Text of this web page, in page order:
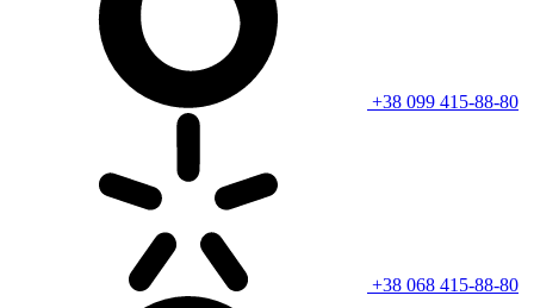
+38 099 415-88-80
+38 068 415-88-80